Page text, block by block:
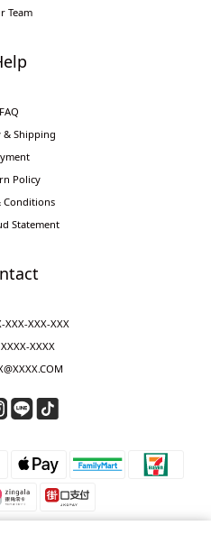
Team
FAQ
& Shipping
Policy
Conditions
Statement
XXX-XXX-XXX
XXXX